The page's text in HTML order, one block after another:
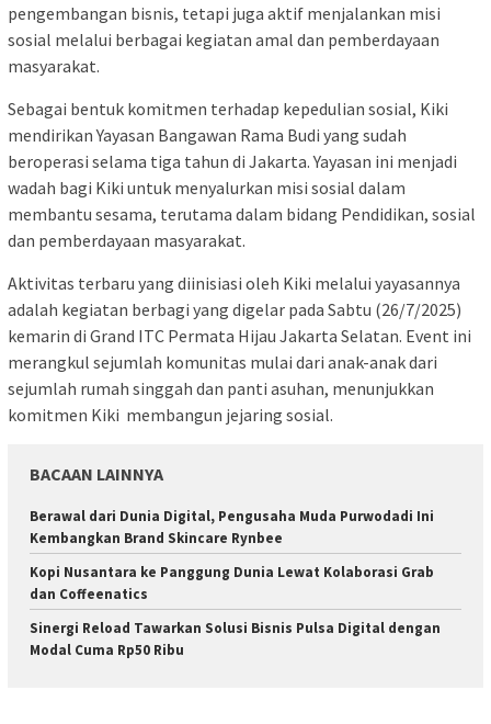
pengembangan bisnis, tetapi juga aktif menjalankan misi
sosial melalui berbagai kegiatan amal dan pemberdayaan
masyarakat.
Sebagai bentuk komitmen terhadap kepedulian sosial, Kiki
mendirikan Yayasan Bangawan Rama Budi yang sudah
beroperasi selama tiga tahun di Jakarta. Yayasan ini menjadi
wadah bagi Kiki untuk menyalurkan misi sosial dalam
membantu sesama, terutama dalam bidang Pendidikan, sosial
dan pemberdayaan masyarakat.
Aktivitas terbaru yang diinisiasi oleh Kiki melalui yayasannya
adalah kegiatan berbagi yang digelar pada Sabtu (26/7/2025)
kemarin di Grand ITC Permata Hijau Jakarta Selatan. Event ini
merangkul sejumlah komunitas mulai dari anak-anak dari
sejumlah rumah singgah dan panti asuhan, menunjukkan
komitmen Kiki membangun jejaring sosial.
BACAAN LAINNYA
Berawal dari Dunia Digital, Pengusaha Muda Purwodadi Ini
Kembangkan Brand Skincare Rynbee
Kopi Nusantara ke Panggung Dunia Lewat Kolaborasi Grab
dan Coffeenatics
Sinergi Reload Tawarkan Solusi Bisnis Pulsa Digital dengan
Modal Cuma Rp50 Ribu